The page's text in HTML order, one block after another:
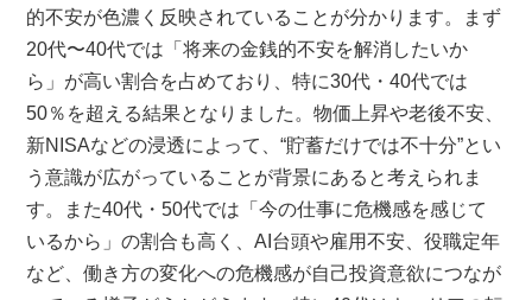
的不安が色濃く反映されていることが分かります。まず
20代〜40代では「将来の金銭的不安を解消したいか
ら」が高い割合を占めており、特に30代・40代では
50％を超える結果となりました。物価上昇や老後不安、
新NISAなどの浸透によって、“貯蓄だけでは不十分”とい
う意識が広がっていることが背景にあると考えられま
す。また40代・50代では「今の仕事に危機感を感じて
いるから」の割合も高く、AI台頭や雇用不安、役職定年
など、働き方の変化への危機感が自己投資意欲につなが